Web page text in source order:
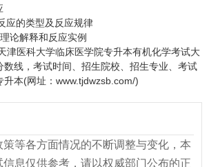
的类型及反应规律
解释和反应实例
医科大学临床医学院专升本有机化学考试大
数线，考试时间、招生院校、招生专业、考试
升本(网址：www.tjdwzsb.com/)
策等各方面情况的不断调整与变化，本
信息仅供参考，请以权威部门公布的正